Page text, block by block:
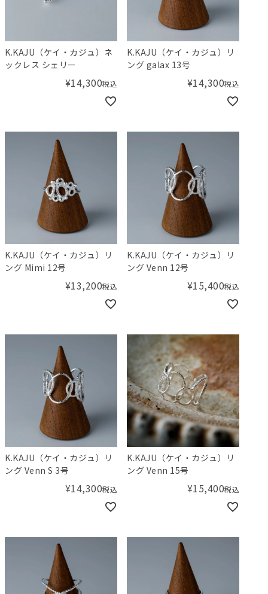
K.KAJU（ケイ・カジュ）ネ
ックレス シェリー
¥14,300税込
K.KAJU（ケイ・カジュ）リ
ング galax 13号
¥14,300税込
K.KAJU（ケイ・カジュ）リ
ング Mimi 12号
¥13,200税込
K.KAJU（ケイ・カジュ）リ
ング Venn 12号
¥15,400税込
K.KAJU（ケイ・カジュ）リ
ング Venn S 3号
¥14,300税込
K.KAJU（ケイ・カジュ）リ
ング Venn 15号
¥15,400税込